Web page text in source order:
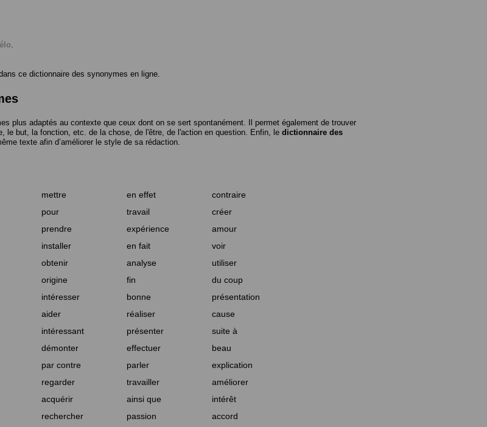
ce dictionnaire des synonymes en ligne.
plus adaptés au contexte que ceux dont on se sert spontanément. Il permet également de trouver
le but, la fonction, etc. de la chose, de l'être, de l'action en question. Enfin, le dictionnaire des
texte afin d’améliorer le style de sa rédaction.
mettre en effet
contraire
pour travail
créer
prendre expérience
amour
installer en fait
voir
obtenir analyse
utiliser
origine fin
du coup
intéresser bonne
présentation
aider réaliser
cause
intéressant présenter
suite à
démonter effectuer
beau
par contre parler
explication
regarder travailler
améliorer
acquérir ainsi que
intérêt
rechercher passion accord